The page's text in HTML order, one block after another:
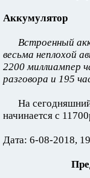
Аккумулятор
Встроенный
весьма неплохой
2200 миллиампер
разговора и 195
На
начинается с
Дата: 6-08-2018,